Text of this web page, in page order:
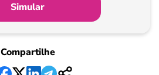
Simular
Compartilhe